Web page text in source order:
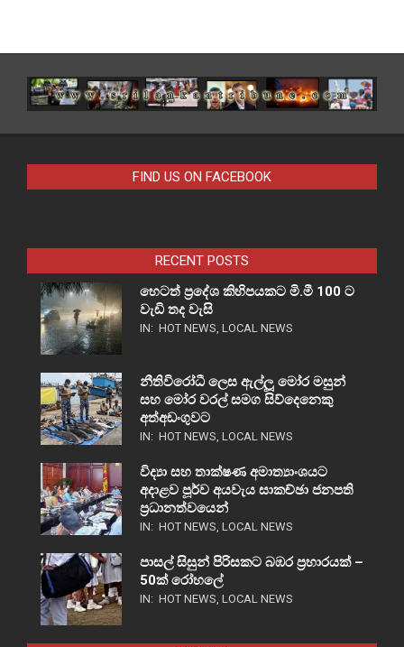
FIND US ON FACEBOOK
RECENT POSTS
හෙටත් ප්‍රදේශ කිහිපයකට මි.මී 100 ට
වැඩි තද වැසි
IN: HOT NEWS, LOCAL NEWS
නීතිවිරෝධී ලෙස ඇල්ලූ මෝර මසුන්
සහ මෝර වරල් සමග සිව්දෙනෙකු
අත්අඩංගුවට
IN: HOT NEWS, LOCAL NEWS
විද්‍යා සහ තාක්ෂණ අමාත්‍යාංශයට
අදාළව පූර්ව අයවැය සාකච්ඡා ජනපති
ප්‍රධානත්වයෙන්
IN: HOT NEWS, LOCAL NEWS
පාසල් සිසුන් පිරිසකට බඹර ප්‍රහාරයක් –
50ක් රෝහලේ
IN: HOT NEWS, LOCAL NEWS